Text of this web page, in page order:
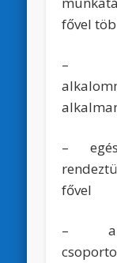
fővel
–
–
fővel
– a